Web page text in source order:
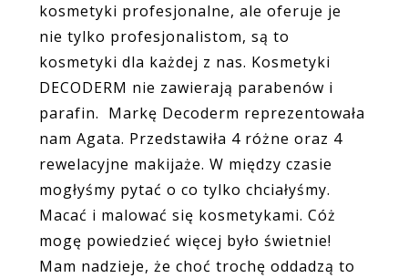
kosmetyki profesjonalne, ale oferuje je
nie tylko profesjonalistom, są to
kosmetyki dla każdej z nas. Kosmetyki
DECODERM nie zawierają parabenów i
parafin. Markę Decoderm reprezentowała
nam Agata. Przedstawiła 4 różne oraz 4
rewelacyjne makijaże. W między czasie
mogłyśmy pytać o co tylko chciałyśmy.
Macać i malować się kosmetykami. Cóż
mogę powiedzieć więcej było świetnie!
Mam nadzieje, że choć trochę oddadzą to